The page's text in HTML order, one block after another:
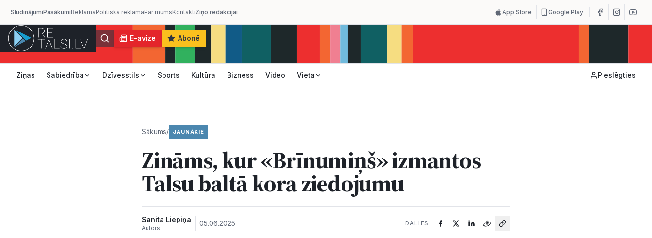
SludinājumiPasākumiReklāmaPolitiskā reklāmaPar mumsKontaktiZiņo redakcijai App Store Google Play
E-avīze Abonē
Ziņas Sabiedrība Dzīvesstils Sports Kultūra Bizness Video Vieta Pieslēgties
Sākums/ JAUNĀKIE
Zināms, kur «Brīnumiņš» izmantos
Talsu baltā kora ziedojumu
Sanita Liepiņa
Autors
05.06.2025 DALIES